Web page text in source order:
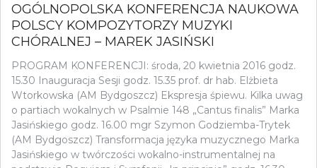
OGÓLNOPOLSKA KONFERENCJA NAUKOWA
POLSCY KOMPOZYTORZY MUZYKI
CHÓRALNEJ – MAREK JASIŃSKI
PROGRAM KONFERENCJI: środa, 20 kwietnia 2016 godz.
15.30 Inauguracja Sesji godz. 15.35 prof. dr hab. Elżbieta
Wtorkowska (AM Bydgoszcz) Ekspresja śpiewu. Kilka uwag
o partiach wokalnych w Psalmie 148 „Cantus finalis” Marka
Jasińskiego godz. 16.00 mgr Szymon Godziemba-Trytek
(AM Bydgoszcz) Transformacja języka muzycznego Marka
Jasińskiego w twórczości wokalno-instrumentalnej na